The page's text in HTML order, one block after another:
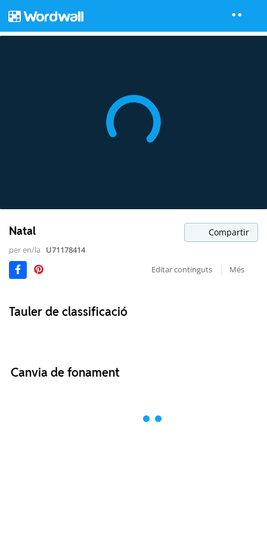
Natal Compartir
per en/la
U71178414
Editar continguts
Més
Tauler de classificació
Canvia de fonament